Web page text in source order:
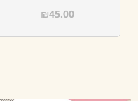
₪45.00